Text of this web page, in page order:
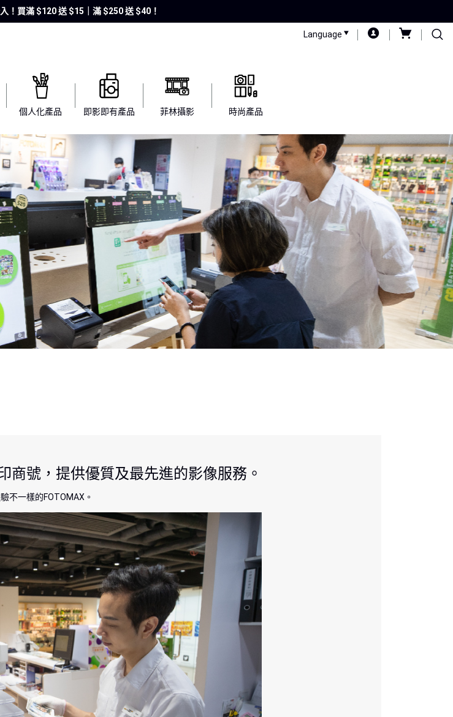
！買滿 $120 送 $15｜滿 $250 送 $40！
Language
個人化產品 即影即有產品 菲林攝影 時尚產品
商號，提供優質及最先進的影像服務。
不一樣的FOTOMAX。